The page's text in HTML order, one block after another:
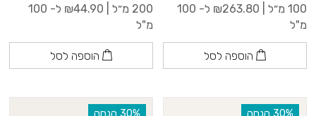
100 מ״ל | ₪263.80
ל- 100
מ"ל
הוספה לסל
200 מ״ל | ₪44.90
ל- 100
מ"ל
הוספה לסל
‫30% הנחה ‫30% הנחה